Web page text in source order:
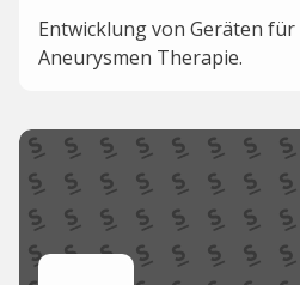
Entwicklung von Geräten
Aneurysmen Therapie.